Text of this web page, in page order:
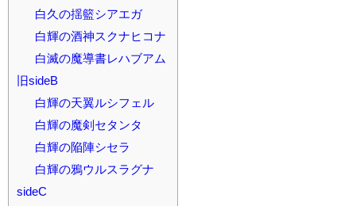
白久の揺籃シアエガ
白輝の酒神スクナヒコナ
白滅の魔導書レハブアム
旧sideB
白輝の天翼ルシフェル
白輝の魔剣セタンタ
白輝の陥陣シセラ
白輝の鴉ウルスラグナ
sideC